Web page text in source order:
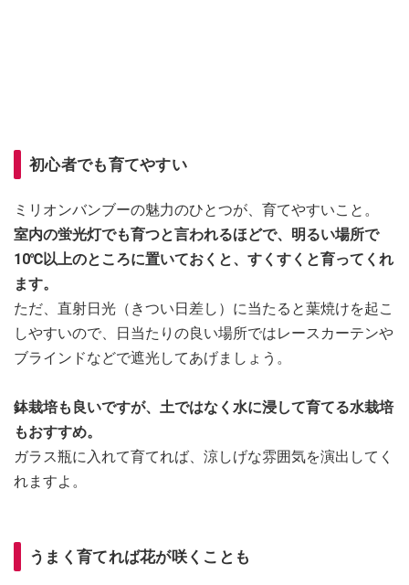
初心者でも育てやすい
ミリオンバンブーの魅力のひとつが、育てやすいこと。
室内の蛍光灯でも育つと言われるほどで、明るい場所で
10℃以上のところに置いておくと、すくすくと育ってくれ
ます。
ただ、直射日光（きつい日差し）に当たると葉焼けを起こ
しやすいので、日当たりの良い場所ではレースカーテンや
ブラインドなどで遮光してあげましょう。
鉢栽培も良いですが、土ではなく水に浸して育てる水栽培
もおすすめ。
ガラス瓶に入れて育てれば、涼しげな雰囲気を演出してく
れますよ。
うまく育てれば花が咲くことも